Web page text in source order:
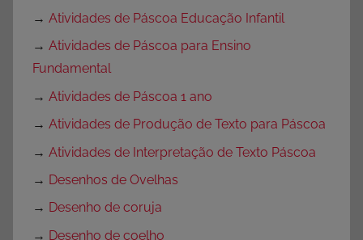
→ Atividades de Páscoa Educação Infantil
→ Atividades de Páscoa para Ensino
Fundamental
→ Atividades de Páscoa 1 ano
→ Atividades de Produção de Texto para Páscoa
→ Atividades de Interpretação de Texto Páscoa
→ Desenhos de Ovelhas
→ Desenho de coruja
→ Desenho de coelho